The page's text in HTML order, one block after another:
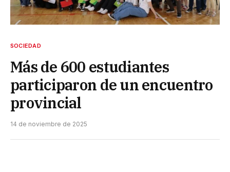
SOCIEDAD
Más de 600 estudiantes
participaron de un encuentro
provincial
14 de noviembre de 2025